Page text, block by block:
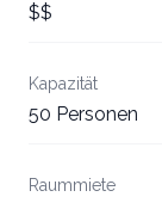
$$
Kapazität
50 Personen
Raummiete